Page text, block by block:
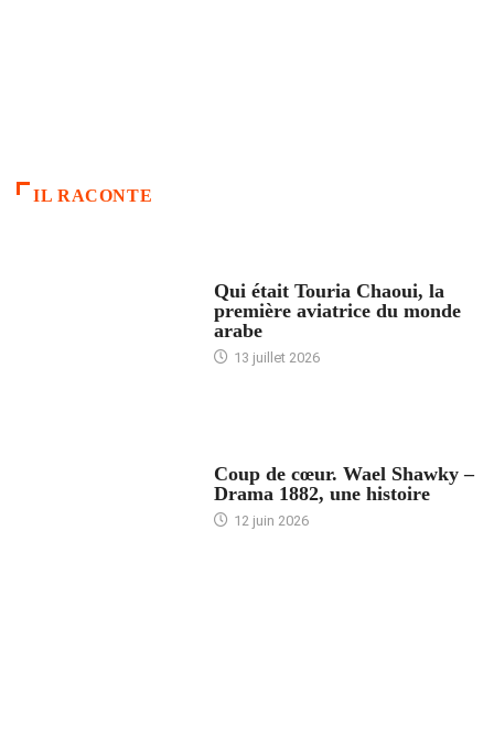
IL RACONTE
Qui était Touria Chaoui, la
première aviatrice du monde
arabe
13 juillet 2026
Coup de cœur. Wael Shawky –
Drama 1882, une histoire
12 juin 2026